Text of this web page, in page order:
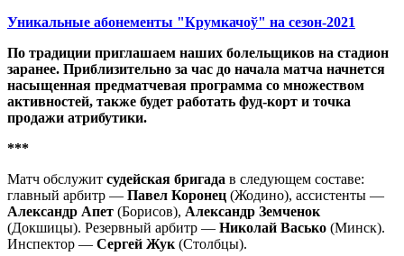
Уникальные абонементы "Крумкачоў" на сезон-2021
По традиции приглашаем наших болельщиков на стадион
заранее. Приблизительно за час до начала матча начнется
насыщенная предматчевая программа со множеством
активностей, также будет работать фуд-корт и точка
продажи атрибутики.
***
Матч обслужит судейская бригада в следующем составе:
главный арбитр — Павел Коронец (Жодино), ассистенты —
Александр Апет (Борисов), Александр Земченок
(Докшицы). Резервный арбитр — Николай Васько (Минск).
Инспектор — Сергей Жук (Столбцы).